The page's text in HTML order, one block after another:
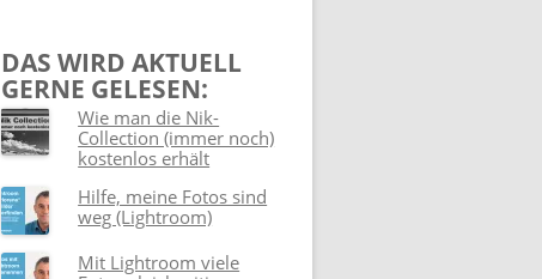
DAS WIRD AKTUELL
GERNE GELESEN:
Wie man die Nik-
Collection (immer noch)
kostenlos erhält
Hilfe, meine Fotos sind
weg (Lightroom)
Mit Lightroom viele